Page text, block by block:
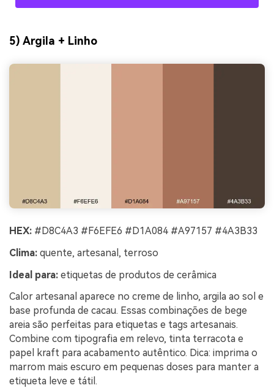
5) Argila + Linho
HEX: #D8C4A3 #F6EFE6 #D1A084 #A97157 #4A3B33
Clima: quente, artesanal, terroso
Ideal para: etiquetas de produtos de cerâmica
Calor artesanal aparece no creme de linho, argila ao sol e
base profunda de cacau. Essas combinações de bege
areia são perfeitas para etiquetas e tags artesanais.
Combine com tipografia em relevo, tinta terracota e
papel kraft para acabamento autêntico. Dica: imprima o
marrom mais escuro em pequenas doses para manter a
etiqueta leve e tátil.